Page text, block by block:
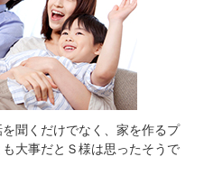
聞くだけでなく、家を作るプ
大事だとＳ様は思ったそうで